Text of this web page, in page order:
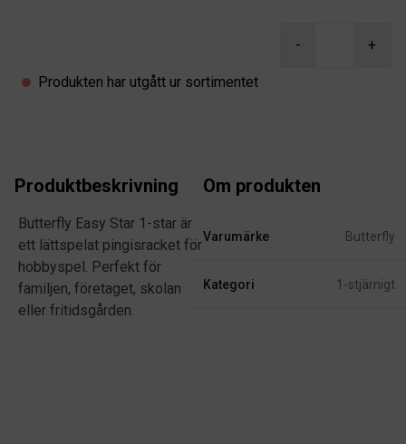
- +
Produkten har utgått ur sortimentet
Produktbeskrivning
Butterfly Easy Star 1-star är
ett lättspelat pingisracket för
hobbyspel. Perfekt för
familjen, företaget, skolan
eller fritidsgården.
Om produkten
Varumärke Butterfly
Kategori 1-stjärnigt